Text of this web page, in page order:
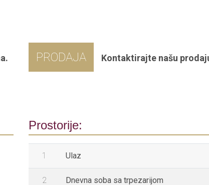
PRODAJA Kontaktirajte našu
Prostorije:
1 Ulaz
2 Dnevna soba sa trpezarijom